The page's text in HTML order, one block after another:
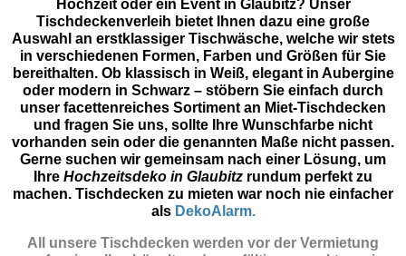
Hochzeit oder ein Event in Glaubitz? Unser
Tischdeckenverleih bietet Ihnen dazu eine große
Auswahl an erstklassiger Tischwäsche, welche wir stets
in verschiedenen Formen, Farben und Größen für Sie
bereithalten. Ob klassisch in Weiß, elegant in Aubergine
oder modern in Schwarz – stöbern Sie einfach durch
unser facettenreiches Sortiment an Miet-Tischdecken
und fragen Sie uns, sollte Ihre Wunschfarbe nicht
vorhanden sein oder die genannten Maße nicht passen.
Gerne suchen wir gemeinsam nach einer Lösung, um
Ihre Hochzeitsdeko in Glaubitz rundum perfekt zu
machen. Tischdecken zu mieten war noch nie einfacher
als DekoAlarm.
All unsere Tischdecken werden vor der Vermietung